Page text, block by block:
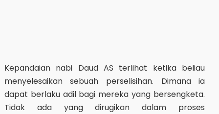
Kepandaian nabi Daud AS terlihat ketika beliau
menyelesaikan sebuah perselisihan. Dimana ia
dapat berlaku adil bagi mereka yang bersengketa.
Tidak ada yang dirugikan dalam proses